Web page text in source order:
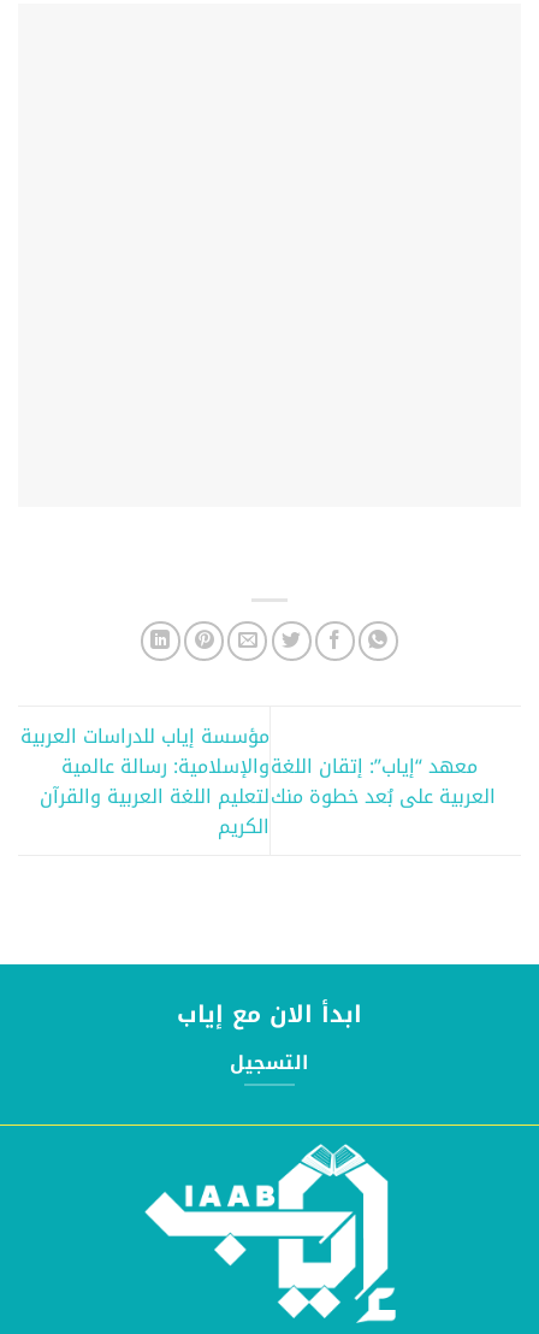
معهد “إياب”: إتقان اللغة
العربية على بُعد خطوة منك
مؤسسة إياب للدراسات العربية
والإسلامية: رسالة عالمية
لتعليم اللغة العربية والقرآن
الكريم
ابدأ الان مع إياب
التسجيل